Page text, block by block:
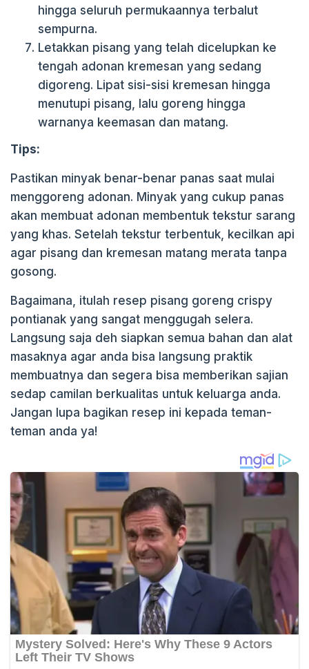
hingga seluruh permukaannya terbalut
sempurna.
Letakkan pisang yang telah dicelupkan ke
tengah adonan kremesan yang sedang
digoreng. Lipat sisi-sisi kremesan hingga
menutupi pisang, lalu goreng hingga
warnanya keemasan dan matang.
Tips:
Pastikan minyak benar-benar panas saat mulai
menggoreng adonan. Minyak yang cukup panas
akan membuat adonan membentuk tekstur sarang
yang khas. Setelah tekstur terbentuk, kecilkan api
agar pisang dan kremesan matang merata tanpa
gosong.
Bagaimana, itulah resep pisang goreng crispy
pontianak yang sangat menggugah selera.
Langsung saja deh siapkan semua bahan dan alat
masaknya agar anda bisa langsung praktik
membuatnya dan segera bisa memberikan sajian
sedap camilan berkualitas untuk keluarga anda.
Jangan lupa bagikan resep ini kepada teman-
teman anda ya!